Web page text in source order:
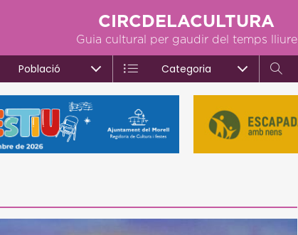
CIRCDELACULTURA
Guia cultural per gaudir del temps lliure
Població Categoria